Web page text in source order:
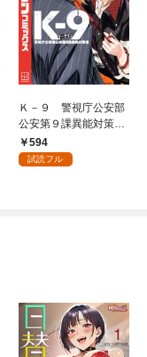
Ｋ－９ 警視庁公安部
公安第９課異能対策係
（１）
594
試読フル